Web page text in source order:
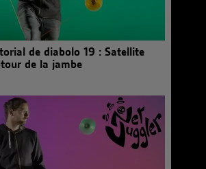
de diabolo 19 : Satellite
de la jambe